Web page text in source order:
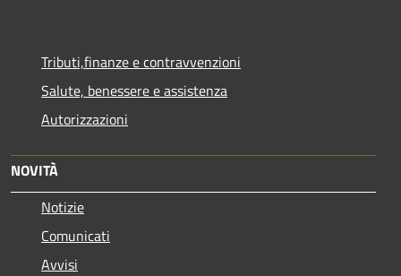
Tributi,finanze e contravvenzioni
Salute, benessere e assistenza
Autorizzazioni
NOVITÀ
Notizie
Comunicati
Avvisi